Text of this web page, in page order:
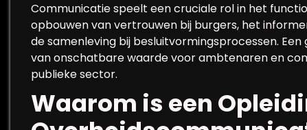
Communicatie speelt een cruciale rol in het
opbouwen van vertrouwen bij burgers, het
de samenleving bij besluitvormingsprocessen.
van onschatbare waarde voor ambtenaren en
publieke sector.
Waarom is een